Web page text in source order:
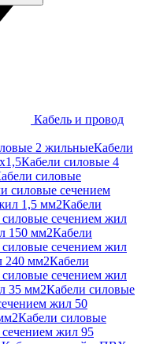
Кабель и провод
2 жильныеКабели
Кабели силовые 4
силовые
силовые сечением
1,5 мм2Кабели
сечением жил
150 мм2Кабели
сечением жил
240 мм2Кабели
сечением жил
35 мм2Кабели силовые
жил 50
Кабели силовые
жил 95